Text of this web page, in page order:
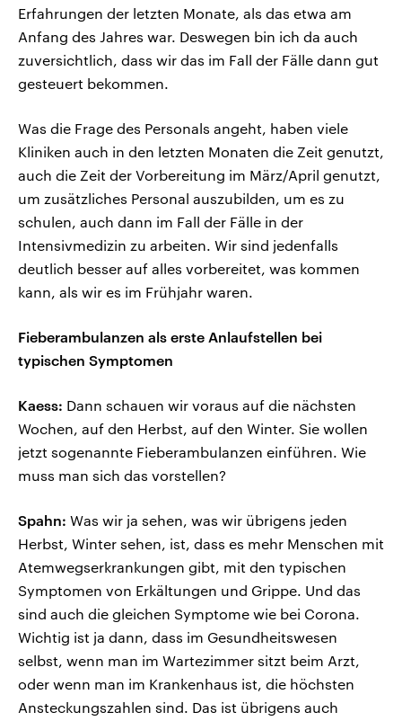
Erfahrungen der letzten Monate, als das etwa am
Anfang des Jahres war. Deswegen bin ich da auch
zuversichtlich, dass wir das im Fall der Fälle dann gut
gesteuert bekommen.
Was die Frage des Personals angeht, haben viele
Kliniken auch in den letzten Monaten die Zeit genutzt,
auch die Zeit der Vorbereitung im März/April genutzt,
um zusätzliches Personal auszubilden, um es zu
schulen, auch dann im Fall der Fälle in der
Intensivmedizin zu arbeiten. Wir sind jedenfalls
deutlich besser auf alles vorbereitet, was kommen
kann, als wir es im Frühjahr waren.
Fieberambulanzen als erste Anlaufstellen bei
typischen Symptomen
Kaess: Dann schauen wir voraus auf die nächsten
Wochen, auf den Herbst, auf den Winter. Sie wollen
jetzt sogenannte Fieberambulanzen einführen. Wie
muss man sich das vorstellen?
Spahn: Was wir ja sehen, was wir übrigens jeden
Herbst, Winter sehen, ist, dass es mehr Menschen mit
Atemwegserkrankungen gibt, mit den typischen
Symptomen von Erkältungen und Grippe. Und das
sind auch die gleichen Symptome wie bei Corona.
Wichtig ist ja dann, dass im Gesundheitswesen
selbst, wenn man im Wartezimmer sitzt beim Arzt,
oder wenn man im Krankenhaus ist, die höchsten
Ansteckungszahlen sind. Das ist übrigens auch